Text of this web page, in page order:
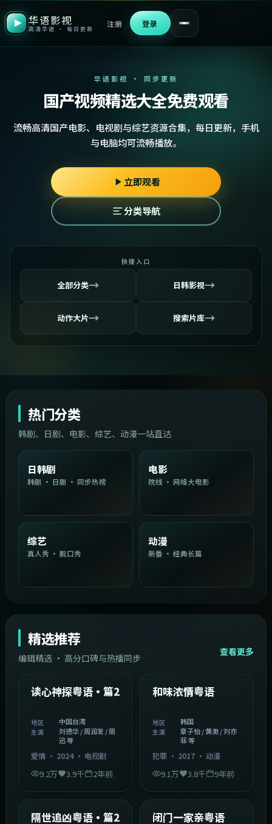
华语影视
高清华语 · 每日更新
注册 登录
华语影视 · 同步更新
国产视频精选大全免费观看
流畅高清国产电影、电视剧与综艺资源合集，每日更新，手机
与电脑均可流畅播放。
立即观看
分类导航
快捷入口
全部分类→ 日韩影视→
动作大片→ 搜索片库→
热门分类
韩剧、日剧、电影、综艺、动漫一站直达
日韩剧
韩剧 · 日剧 · 同步热榜
电影
院线 · 网络大电影
综艺
真人秀 · 脱口秀
动漫
新番 · 经典长篇
精选推荐
编辑精选 · 高分口碑与热播同步
查看更多
精选
中国台湾 1:54:36
读心神探粤语·篇2
地区 中国台湾
主演
刘德华 / 周润发 / 周
迅 等
爱情· 2024· 电视剧
9.2万 3.9千 2年前
精选
2:08:51
和味浓情粤语
地区 韩国
主演
章子怡 / 黄渤 / 刘亦
菲 等
犯罪· 2017· 动漫
9.1万 3.8千 9年前
精选
隔世追凶粤语·篇2 精选
闭门一家亲粤语